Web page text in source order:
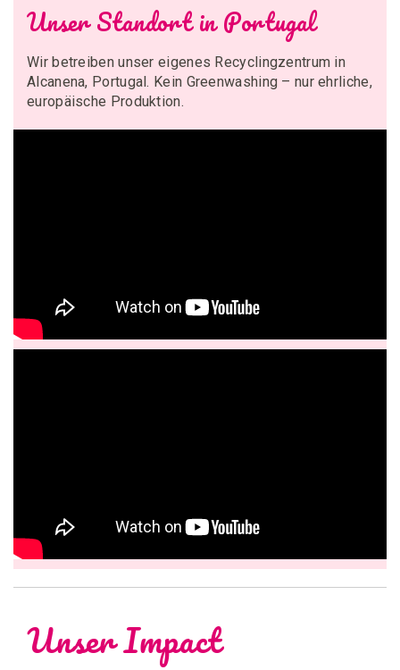
Unser Standort in Portugal
Wir betreiben unser eigenes Recyclingzentrum in
Alcanena, Portugal. Kein Greenwashing – nur ehrliche,
europäische Produktion.
Unser Impact